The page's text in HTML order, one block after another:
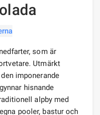
som är
Utmärkt
imponerande
hisnande
alpby med
pooler, bastur och